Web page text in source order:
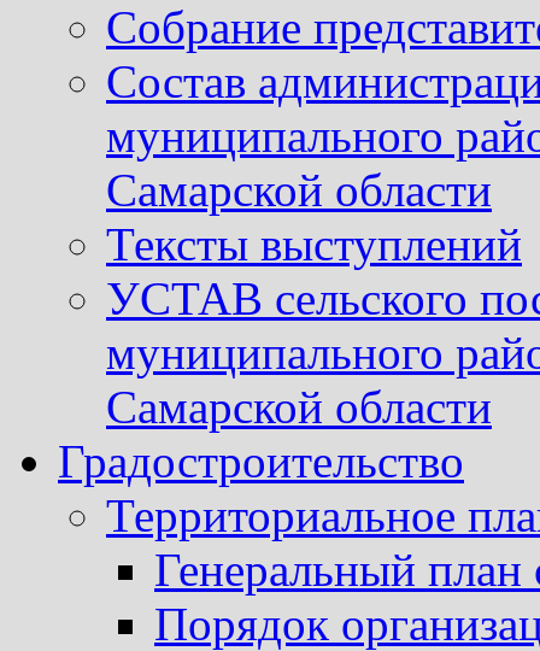
Собрание
Состав
муниципального
Самарской области
Тексты выступлений
УСТАВ сельского
муниципального
Самарской области
Градостроительство
Территориальное
Генеральный план
Порядок